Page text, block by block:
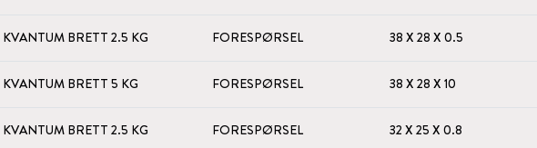
KVANTUM BRETT 2.5 KG FORESPØRSEL 38 X 28 X 0.5
KVANTUM BRETT 5 KG FORESPØRSEL 38 X 28 X 10
KVANTUM BRETT 2.5 KG FORESPØRSEL 32 X 25 X 0.8